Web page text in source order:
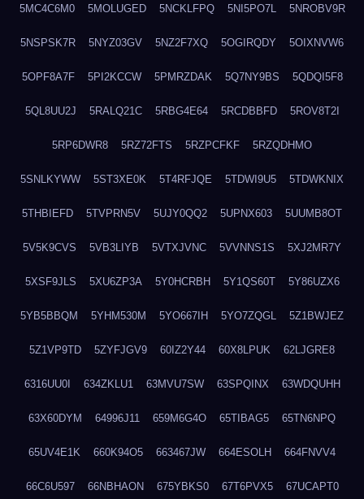
5MC4C6M0 5MOLUGED 5NCKLFPQ 5NI5PO7L 5NROBV9R
5NSPSK7R 5NYZ03GV 5NZ2F7XQ 5OGIRQDY 5OIXNVW6
5OPF8A7F 5PI2KCCW 5PMRZDAK 5Q7NY9BS 5QDQI5F8
5QL8UU2J 5RALQ21C 5RBG4E64 5RCDBBFD 5ROV8T2I
5RP6DWR8 5RZ72FTS 5RZPCFKF 5RZQDHMO
5SNLKYWW 5ST3XE0K 5T4RFJQE 5TDWI9U5 5TDWKNIX
5THBIEFD 5TVPRN5V 5UJY0QQ2 5UPNX603 5UUMB8OT
5V5K9CVS 5VB3LIYB 5VTXJVNC 5VVNNS1S 5XJ2MR7Y
5XSF9JLS 5XU6ZP3A 5Y0HCRBH 5Y1QS60T 5Y86UZX6
5YB5BBQM 5YHM530M 5YO667IH 5YO7ZQGL 5Z1BWJEZ
5Z1VP9TD 5ZYFJGV9 60IZ2Y44 60X8LPUK 62LJGRE8
6316UU0I 634ZKLU1 63MVU7SW 63SPQINX 63WDQUHH
63X60DYM 64996J11 659M6G4O 65TIBAG5 65TN6NPQ
65UV4E1K 660K94O5 663467JW 664ESOLH 664FNVV4
66C6U597 66NBHAON 675YBKS0 67T6PVX5 67UCAPT0